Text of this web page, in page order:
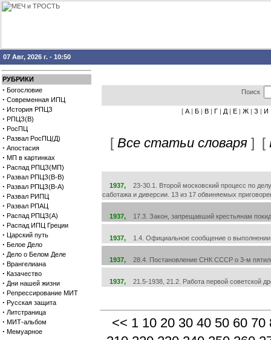
07 Авг, 2026 г. - 10:50
РУБРИКИ
· Богословие
· Современная ИПЦ
· История РПЦЗ
· РПЦЗ(В)
· РосПЦ
· Развал РосПЦ(Д)
· Апостасия
· МП в картинках
· Распад РПЦЗ(МП)
· Развал РПЦЗ(В-В)
· Развал РПЦЗ(В-А)
· Развал РИПЦ
· Развал РПАЦ
· Распад РПЦЗ(А)
· Распад ИПЦ Греции
· Царский путь
· Белое Дело
· Дело о Белом Деле
· Врангелиана
· Казачество
· Дни нашей жизни
· Репрессирование МИТ
· Русская защита
· Литстраница
· МИТ-альбом
· Мемуарное
Поиск
[ А | Б | В | Г | Д | Е | Ж | З | И
[ Все статьи словаря ] [
1937, 23-30.1. Второй московский процесс по делу
саботажа и диверсии. 13 из 17 обвиняемых
1937, 17.3. Закон, запрещавший крестьянам
1937, 1.4. Официальное сообщение о выполнении
1937, 28.4. Постановление СНК СССР о 3-м
1937, 21.5-1938, 21.2. Работа первой советской
<< 1 10 20 30 40 50 60 70